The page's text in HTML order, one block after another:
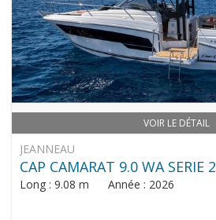
VOIR LE DÉTAIL
JEANNEAU
CAP CAMARAT 9.0 WA SERIE 2
Long : 9.08 m Année : 2026